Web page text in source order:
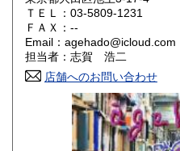
山口県 185円
香川県
高知県 185円
185円
ＴＥＬ：03-5809-1231
ＦＡＸ：--
Email：agehado@icloud.com
担当者：志賀 浩二
店舗へのお問い合わせ